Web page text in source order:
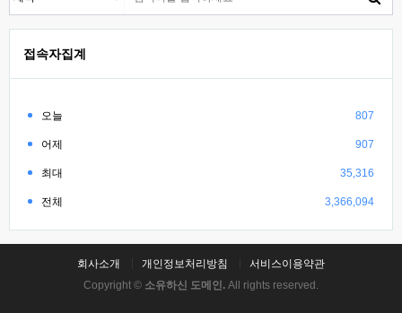
접속자집계
오늘 807
어제 907
최대 35,316
전체 3,366,094
회사소개 개인정보처리방침
서비스이용약관
Copyright © 소유하신 도메인. All rights reserved.